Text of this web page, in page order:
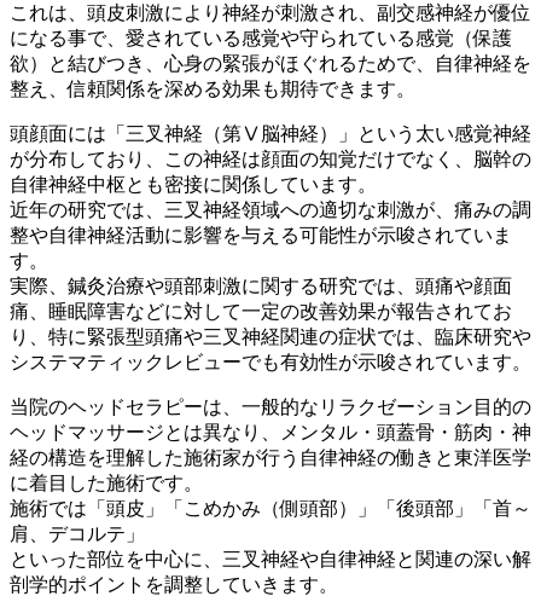
これは、頭皮刺激により神経が刺激され、副交感神経が優位
になる事で、愛されている感覚や守られている感覚（保護
欲）と結びつき、心身の緊張がほぐれるためで、自律神経を
整え、信頼関係を深める効果も期待できます。
頭顔面には「三叉神経（第Ⅴ脳神経）」という太い感覚神経
が分布しており、この神経は顔面の知覚だけでなく、脳幹の
自律神経中枢とも密接に関係しています。
近年の研究では、三叉神経領域への適切な刺激が、痛みの調
整や自律神経活動に影響を与える可能性が示唆されていま
す。
実際、鍼灸治療や頭部刺激に関する研究では、頭痛や顔面
痛、睡眠障害などに対して一定の改善効果が報告されてお
り、特に緊張型頭痛や三叉神経関連の症状では、臨床研究や
システマティックレビューでも有効性が示唆されています。
当院のヘッドセラピーは、一般的なリラクゼーション目的の
ヘッドマッサージとは異なり、メンタル・頭蓋骨・筋肉・神
経の構造を理解した施術家が行う自律神経の働きと東洋医学
に着目した施術です。
施術では「頭皮」「こめかみ（側頭部）」「後頭部」「首～
肩、デコルテ」
といった部位を中心に、三叉神経や自律神経と関連の深い解
剖学的ポイントを調整していきます。